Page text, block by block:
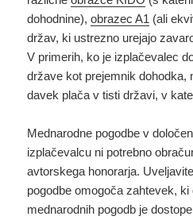
dohodnine),obrazec A1 (ali
držav, ki ustrezno urejajo
V primerih, ko je izplačevalec
države kot prejemnik dohodka,
davek plača v tisti državi, v
Mednarodne pogodbe v
izplačevalcu ni potrebno
avtorskega honorarja.
pogodbe omogoča zahtevek,
mednarodnih pogodb je